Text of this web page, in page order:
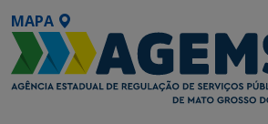
MAPA